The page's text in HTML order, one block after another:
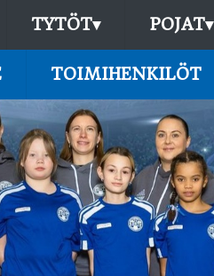
TYTÖT▾ POJAT▾
TOIMIHENKILÖT